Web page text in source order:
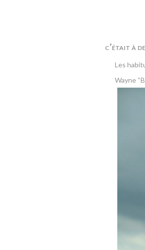
c’était à
Les
Wayne